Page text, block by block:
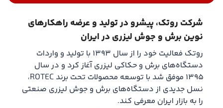
شرکت روتک، پیشرو در تولید و عرضه راهکارهای
نوین برش و جوش لیزری در ایران
روتک فعالیت خود را از سال ۱۳۹۳ با تولید و واردات
دستگاه‌های برش و حکاکی لیزری آغاز کرد و در سال
۱۳۹۵ موفق شد با توسعه محصولات تحت برند ROTEC،
نسل جدیدی از دستگاه‌های برش و جوش لیزری صنعتی
را به بازار ایران معرفی کند.